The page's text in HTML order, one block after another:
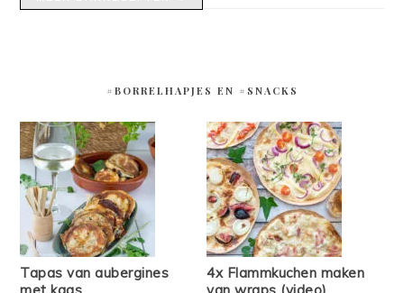
#BORRELHAPJES EN #SNACKS
Tapas van aubergines
4x Flammkuchen maken